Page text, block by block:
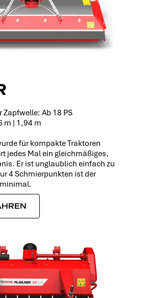
Ab 18 PS
m | 1,94 m
für kompakte Traktoren
jedes Mal ein gleichmäßiges,
Er ist unglaublich einfach zu
4 Schmierpunkten ist der